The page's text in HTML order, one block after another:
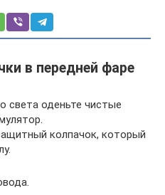
в передней фаре
света оденьте чистые
колпачок, который